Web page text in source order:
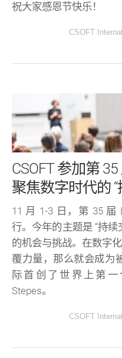
祝大家感恩节快乐！
CSOFT
CSOFT 参加第 35
聚焦数字时代的 “
11 月 1-3 日，第 35
行。今年的主题是 “持
的机会与挑战。在数字
覆力量，那么就会成为
际首创了世界上第
Stepes。
CSOFT